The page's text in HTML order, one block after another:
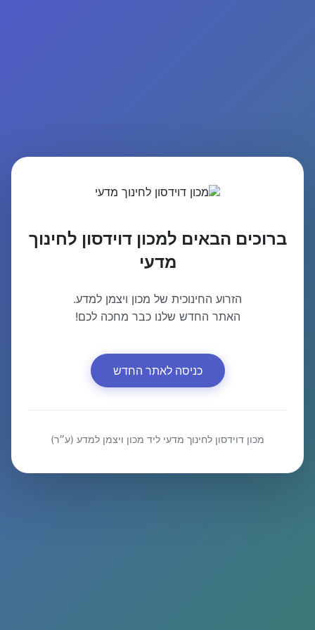
ברוכים הבאים למכון דוידסון לחינוך
מדעי
הזרוע החינוכית של מכון ויצמן למדע.
האתר החדש שלנו כבר מחכה לכם!
כניסה לאתר החדש
מכון דוידסון לחינוך מדעי ליד מכון ויצמן למדע (ע״ר)